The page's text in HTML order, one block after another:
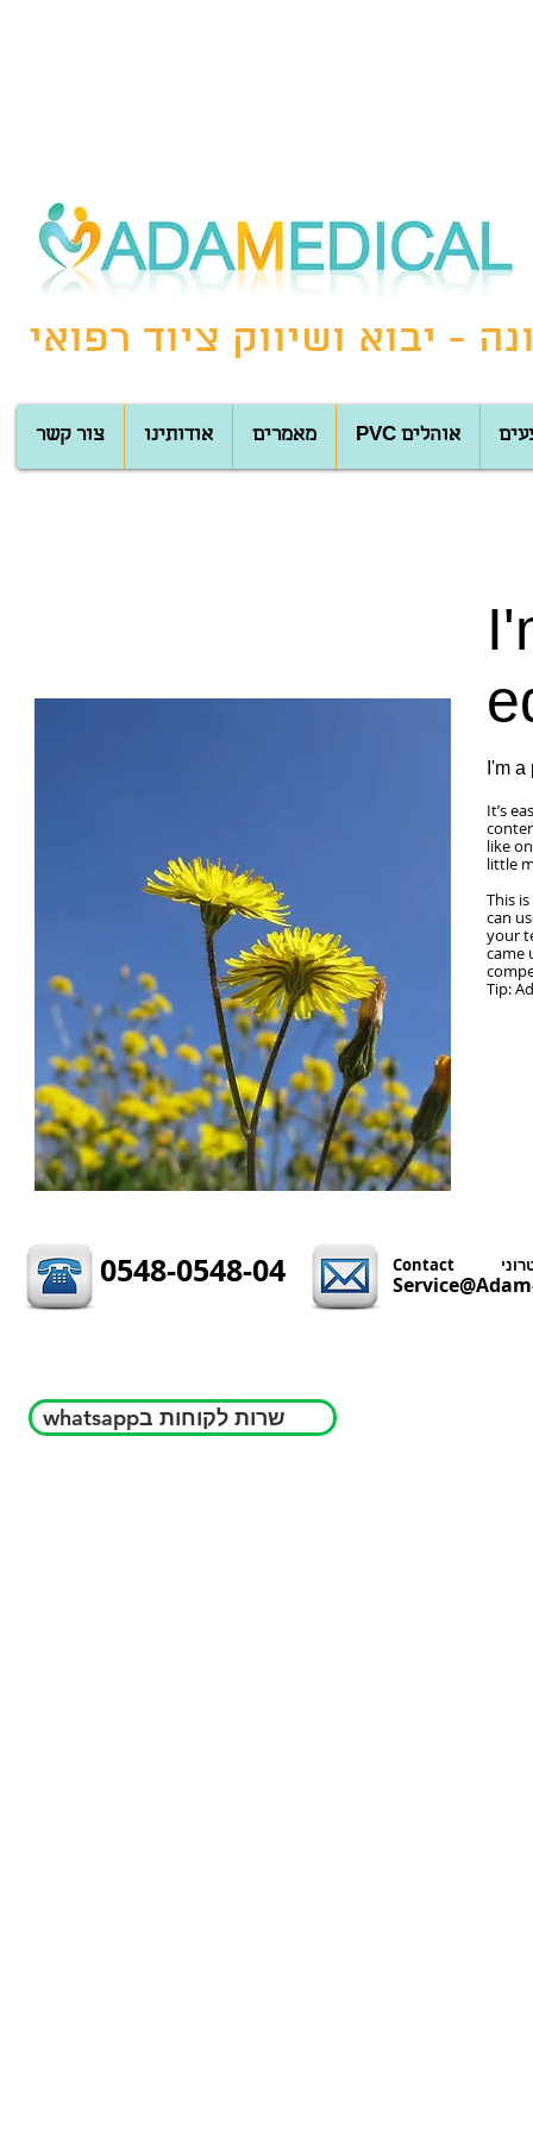
- יבוא ושיווק ציוד רפואי
צור קשר אודותינו מאמרים PVC אוהלים
I'm
It’s
like
little
This
can
your
came
Tip:
0548-0548-04
whatsappשרות לקוחות ב